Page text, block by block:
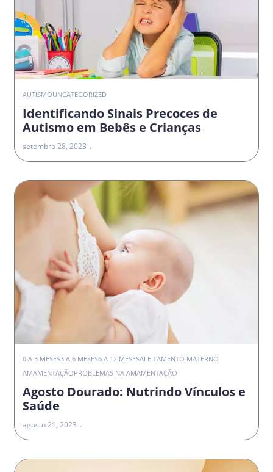
AUTISMOUNCATEGORIZED
Identificando Sinais Precoces de
Autismo em Bebês e Crianças
setembro 28, 2023
0 A 3 MESES3 A 6 MESES6 A 12 MESESALEITAMENTO MATERNO
AMAMENTAÇÃOPROBLEMAS NA AMAMENTAÇÃO
Agosto Dourado: Nutrindo Vínculos e
Saúde
agosto 21, 2023